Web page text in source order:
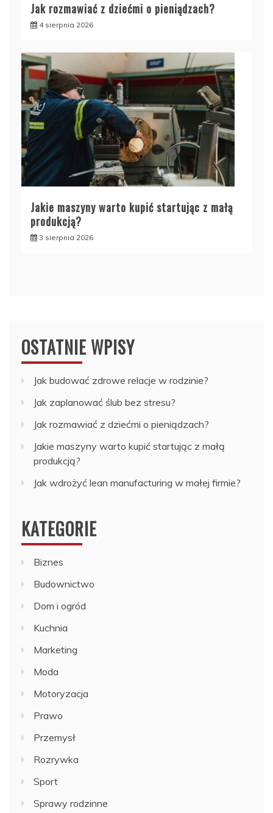
Jak rozmawiać z dziećmi o pieniądzach?
4 sierpnia 2026
Jakie maszyny warto kupić startując z małą
produkcją?
3 sierpnia 2026
OSTATNIE WPISY
Jak budować zdrowe relacje w rodzinie?
Jak zaplanować ślub bez stresu?
Jak rozmawiać z dziećmi o pieniądzach?
Jakie maszyny warto kupić startując z małą
produkcją?
Jak wdrożyć lean manufacturing w małej firmie?
KATEGORIE
Biznes
Budownictwo
Dom i ogród
Kuchnia
Marketing
Moda
Motoryzacja
Prawo
Przemysł
Rozrywka
Sport
Sprawy rodzinne